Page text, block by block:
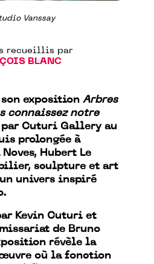
Vanssay
recueillis par
BLANC
son exposition Arbres
connaissez notre
par Cuturi Gallery au
prolongée à
Hubert Le
sculpture et art
univers inspiré
Kevin Cuturi et
de Bruno
révèle la
œuvre où la fonction